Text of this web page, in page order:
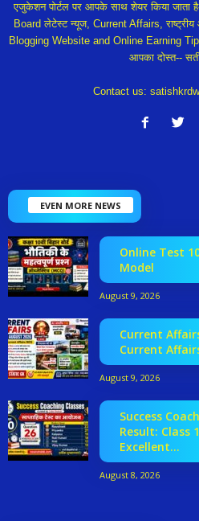
एजुकेशन पोर्टल पर आपके साथ शेयर किया
Board लेटेस्ट न्यूज, Current Affairs, राष्ट्रीय
Blogging Website and Online Earning Tips,
आपका दोस्त--
Contact us:
EVEN MORE NEWS
Online Test
Model
August 9, 2026
Current
Current
August 9, 2026
Success
Result: Class
Excellent...
August 8, 2026